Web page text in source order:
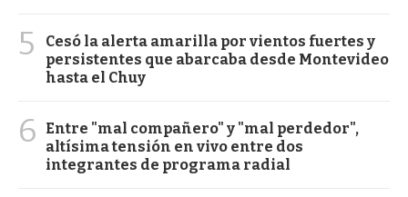
5
Cesó la alerta amarilla por vientos fuertes y
persistentes que abarcaba desde Montevideo
hasta el Chuy
6
Entre "mal compañero" y "mal perdedor",
altísima tensión en vivo entre dos
integrantes de programa radial